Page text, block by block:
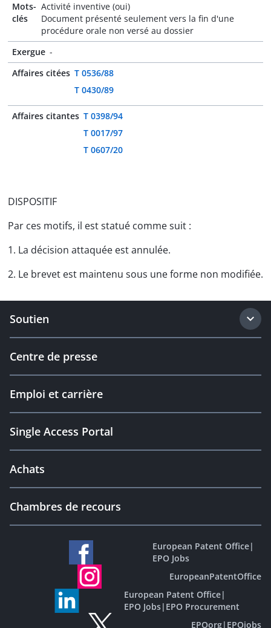
Mots-
clés
Activité inventive (oui)
Document présenté seulement vers la fin d'une
procédure orale non versé au dossier
Exergue -
Affaires citées T 0536/88
T 0430/89
Affaires citantes T 0398/94
T 0017/97
T 0607/20
DISPOSITIF
Par ces motifs, il est statué comme suit :
1. La décision attaquée est annulée.
2. Le brevet est maintenu sous une forme non modifiée.
Soutien
Centre de presse
Emploi et carrière
Single Access Portal
Achats
Chambres de recours
European Patent Office|
EPO Jobs
EuropeanPatentOffice
European Patent Office|
EPO Jobs| EPO Procurement
EPOorg| EPOjobs